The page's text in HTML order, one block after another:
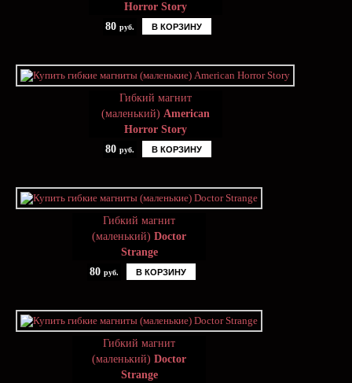
Horror Story
80 руб. В КОРЗИНУ
Гибкий магнит
(маленький) American
Horror Story
80 руб. В КОРЗИНУ
Гибкий магнит
(маленький) Doctor
Strange
80 руб. В КОРЗИНУ
Гибкий магнит
(маленький) Doctor
Strange